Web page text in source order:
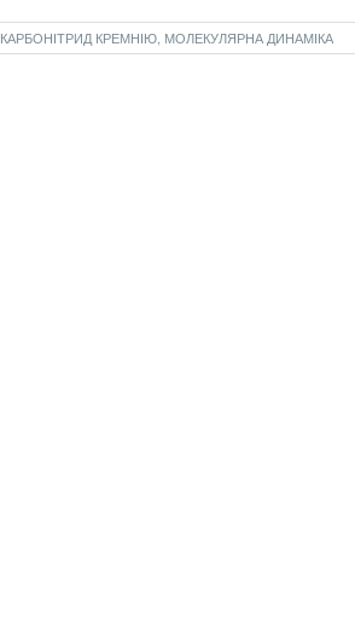
КАРБОНІТРИД КРЕМНІЮ, МОЛЕКУЛЯРНА ДИНАМІКА